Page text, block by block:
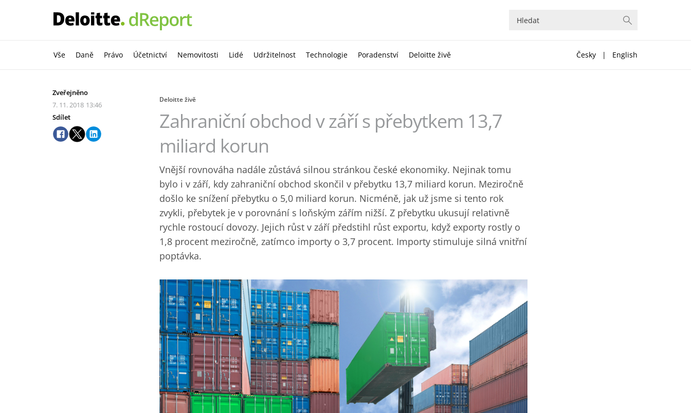
Vše Daně Právo Účetnictví Nemovitosti Lidé Udržitelnost Technologie Poradenství Deloitte živě Česky | English
Zveřejněno
7. 11. 2018 13:46
Sdílet
Deloitte živě
Zahraniční obchod v září s přebytkem 13,7
miliard korun
Vnější rovnováha nadále zůstává silnou stránkou české ekonomiky. Nejinak tomu
bylo i v září, kdy zahraniční obchod skončil v přebytku 13,7 miliard korun. Meziročně
došlo ke snížení přebytku o 5,0 miliard korun. Nicméně, jak už jsme si tento rok
zvykli, přebytek je v porovnání s loňským zářím nižší. Z přebytku ukusují relativně
rychle rostoucí dovozy. Jejich růst v září předstihl růst exportu, když exporty rostly o
1,8 procent meziročně, zatímco importy o 3,7 procent. Importy stimuluje silná vnitřní
poptávka.